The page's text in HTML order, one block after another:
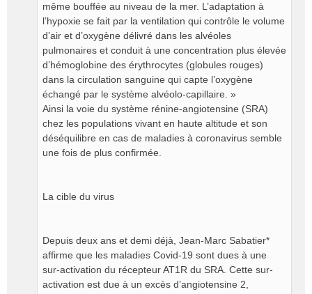
même bouffée au niveau de la mer. L’adaptation à
l’hypoxie se fait par la ventilation qui contrôle le volume
d’air et d’oxygène délivré dans les alvéoles
pulmonaires et conduit à une concentration plus élevée
d’hémoglobine des érythrocytes (globules rouges)
dans la circulation sanguine qui capte l’oxygène
échangé par le système alvéolo-capillaire. »
Ainsi la voie du système rénine-angiotensine (SRA)
chez les populations vivant en haute altitude et son
déséquilibre en cas de maladies à coronavirus semble
une fois de plus confirmée.
La cible du virus
Depuis deux ans et demi déjà, Jean-Marc Sabatier*
affirme que les maladies Covid-19 sont dues à une
sur-activation du récepteur AT1R du SRA. Cette sur-
activation est due à un excès d’angiotensine 2,